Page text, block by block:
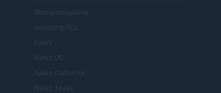
Womanmagazine
Investing Plus
Newz
Newz US
Newz California
Newz Texas